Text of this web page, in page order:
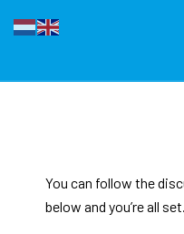
You can follow the
below and you’re all set.